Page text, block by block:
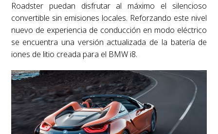
Roadster puedan disfrutar al máximo el silencioso
convertible sin emisiones locales. Reforzando este nivel
nuevo de experiencia de conducción en modo eléctrico
se encuentra una versión actualizada de la batería de
iones de litio creada para el BMW i8.